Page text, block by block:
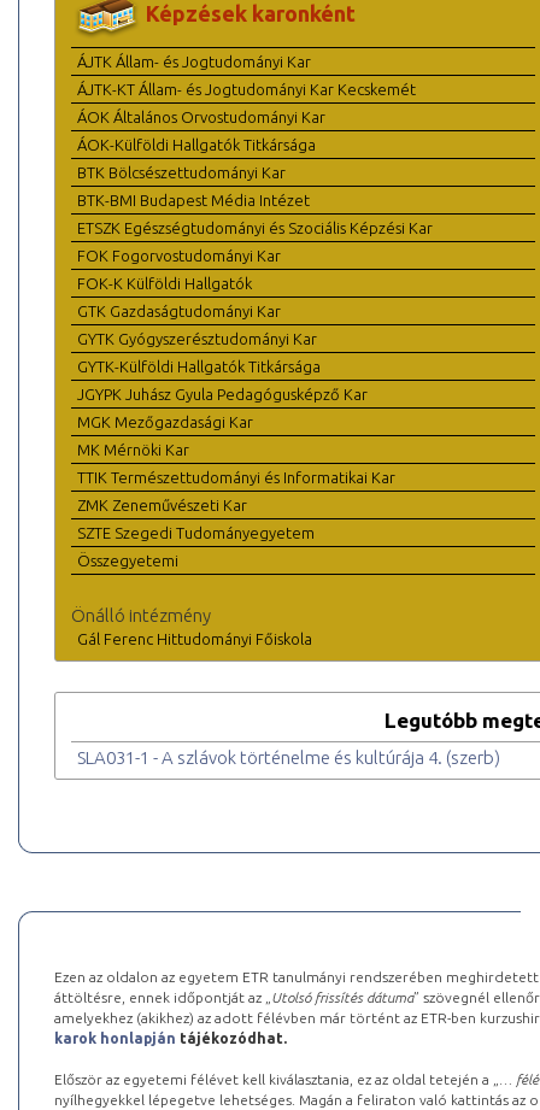
Képzések karonként
ÁJTK Állam- és Jogtudományi Kar
ÁJTK-KT Állam- és Jogtudományi Kar Kecskemét
ÁOK Általános Orvostudományi Kar
ÁOK-Külföldi Hallgatók Titkársága
BTK Bölcsészettudományi Kar
BTK-BMI Budapest Média Intézet
ETSZK Egészségtudományi és Szociális Képzési Kar
FOK Fogorvostudományi Kar
FOK-K Külföldi Hallgatók
GTK Gazdaságtudományi Kar
GYTK Gyógyszerésztudományi Kar
GYTK-Külföldi Hallgatók Titkársága
JGYPK Juhász Gyula Pedagógusképző Kar
MGK Mezőgazdasági Kar
MK Mérnöki Kar
TTIK Természettudományi és Informatikai Kar
ZMK Zeneművészeti Kar
SZTE Szegedi Tudományegyetem
Összegyetemi
Önálló intézmény
Gál Ferenc Hittudományi Főiskola
Legutóbb
SLA031-1 - A szlávok történelme és kultúrája 4. (szerb)
Ezen az oldalon az egyetem ETR tanulmányi rendszerében
áttöltésre, ennek időpontját az „ Utolsó frissítés dátuma” szövegnél
amelyekhez (akikhez) az adott félévben már történt az ETR-ben
karok honlapján tájékozódhat.
Először az egyetemi félévet kell kiválasztania, ez az oldal tetején a „
…
nyílhegyekkel lépegetve lehetséges. Magán a feliraton való kattintás az